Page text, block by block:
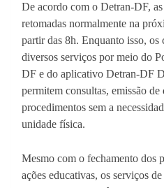
De acordo com o Detran-DF,
retomadas normalmente na
partir das 8h. Enquanto isso, os
diversos serviços por meio do
DF e do aplicativo Detran-DF
permitem consultas, emissão
procedimentos sem a
unidade física.
Mesmo com o fechamento dos
ações educativas, os serviços